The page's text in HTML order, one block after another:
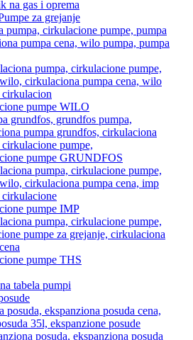
na gas i oprema
za grejanje
pumpe WILO
pumpe GRUNDFOS
pumpe IMP
pumpe THS
tabela pumpi